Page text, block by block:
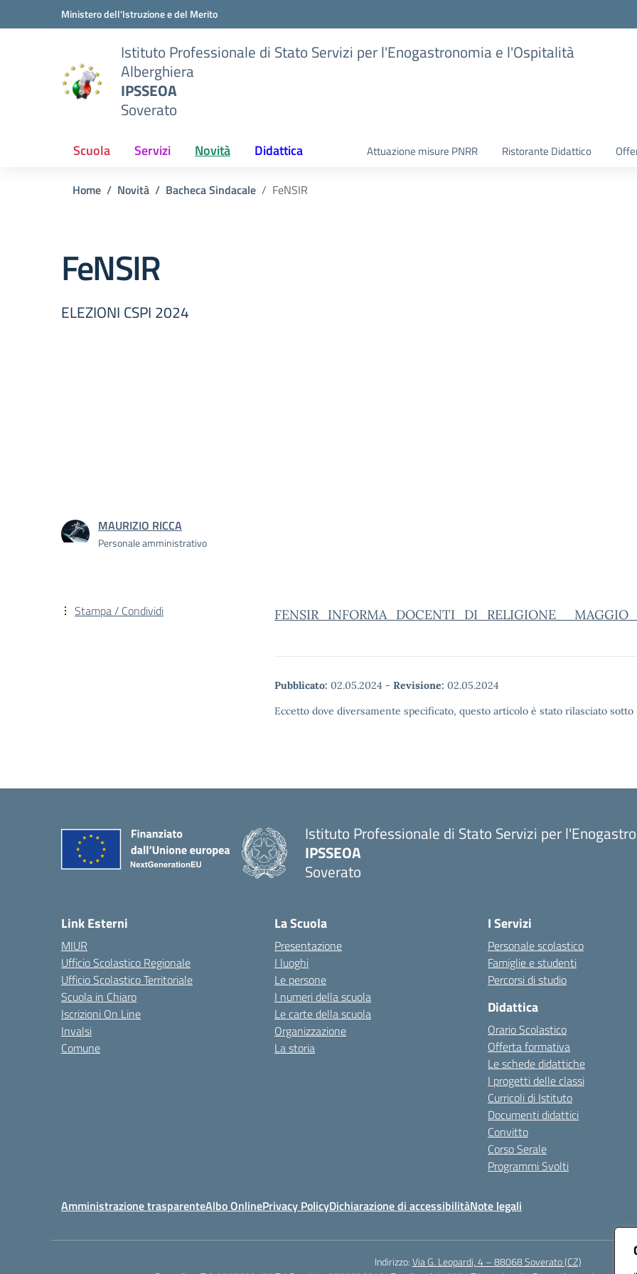
Vai ai contenuti
Vai al menu di navigazioneMinistero dell'Istruzione e del Merito
Istituto Professionale di Stato Servizi per l'Enogastronomia e l'Ospitalità
Alberghiera
IPSSEOA
Soverato
Scuola Servizi Novità Didattica Attuazione misure PNRR Ristorante Didattico
Home Novità Bacheca Sindacale FeNSIR
FeNSIR
ELEZIONI CSPI 2024
MAURIZIO RICCA
Personale amministrativo
Pubblicato: 02.05.2024 - Revisione: 02.05.2024
Eccetto dove diversamente specificato, questo articolo è stato rilasciato
Stampa / Condividi
Istituto Professionale di Stato Servizi per
IPSSEOA
Soverato
Link Esterni
MIUR
Ufficio Scolastico Regionale
Ufficio Scolastico Territoriale
Scuola in Chiaro
Iscrizioni On Line
Invalsi
Comune
La Scuola
Presentazione
I luoghi
Le persone
I numeri della scuola
Le carte della scuola
Organizzazione
La storia
I Servizi
Personale scolastico
Famiglie e studenti
Percorsi di studio
Didattica
Orario Scolastico
Offerta formativa
Le schede didattiche
I progetti delle classi
Curricoli di Istituto
Documenti didattici
Convitto
Corso Serale
Programmi Svolti
Amministrazione trasparenteAlbo OnlinePrivacy PolicyDichiarazione di accessibilitàNote legali
Indirizzo:Via G. Leopardi, 4 – 88068 Soverato (CZ)